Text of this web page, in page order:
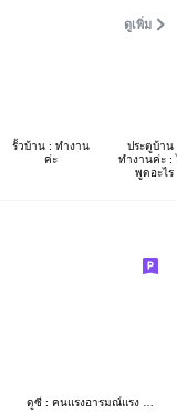
ดูเพิ่ม
รั้วบ้าน : ทำงาน
ค่ะ
ประตูบ้าน
ทำงานค่ะ :
พูดอะไร
ดูซี่ : คนแรงอารมณ์แรง 2 ขาวดำ